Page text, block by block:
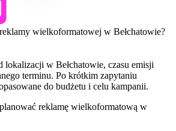
wielkoformatowej w Bełchatowie?
lokalizacji w Bełchatowie, czasu emisji
terminu. Po krótkim zapytaniu
do budżetu i celu kampanii.
reklamę wielkoformatową w